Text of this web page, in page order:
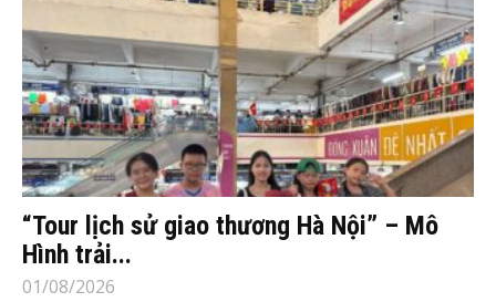
“Tour lịch sử giao thương Hà Nội” – Mô
Hình trải...
01/08/2026